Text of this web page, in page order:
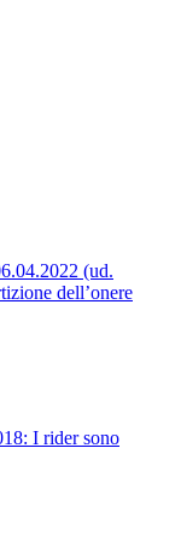
(ud.
dell’onere
I rider sono